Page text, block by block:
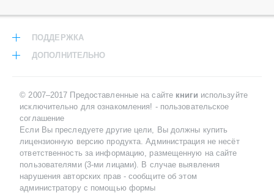
ПОДДЕРЖКА
ДОПОЛНИТЕЛЬНО
© 2007–2017 Предоставленные на сайте книги используйте
исключительно для ознакомления! - пользовательское
соглашение
Если Вы преследуете другие цели, Вы должны купить
лицензионную версию продукта. Администрация не несёт
ответственность за информацию, размещенную на сайте
пользователями (3-ми лицами). В случае выявления
нарушения авторских прав -сообщите об этом
администратору с помощью формы